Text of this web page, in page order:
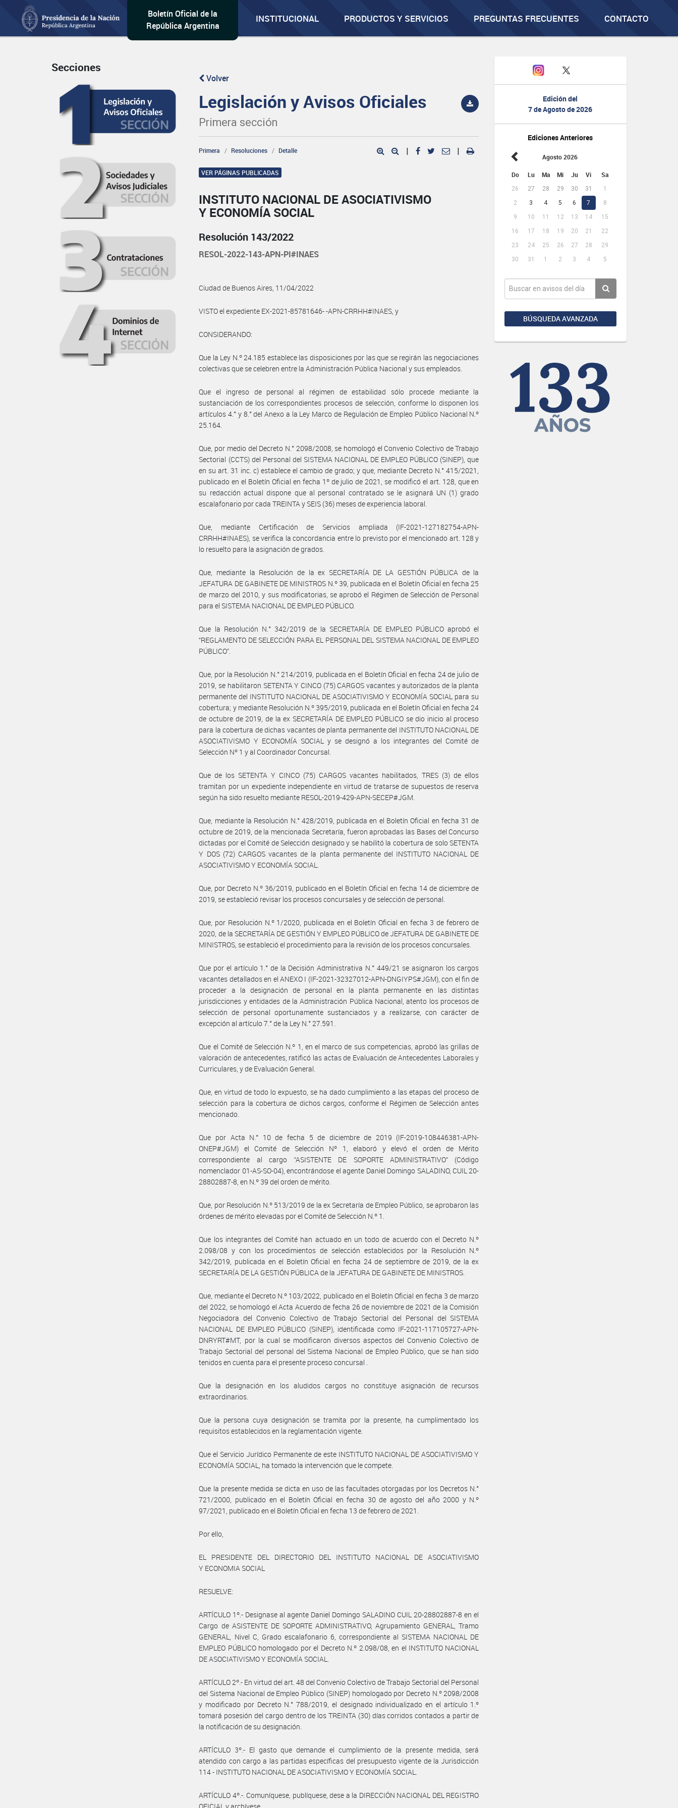
Boletín Oficial de la
República Argentina
INSTITUCIONAL PRODUCTOS Y SERVICIOS PREGUNTAS FRECUENTES CONTACTO
Edición del
7 de Agosto de 2026
Ediciones Anteriores
Agosto 2026
Do Lu Ma Mi Ju Vi Sa
26 27 28 29 30 31
1
2
3 4 5 6 7
8
9
10 11 12 13 14
15
16
17 18 19 20 21
22
23
24 25 26 27 28
29
30
31 1 2 3 4 5
BÚSQUEDA AVANZADA
Secciones
Volver
Legislación y Avisos Oficiales
Primera sección
Primera Resoluciones Detalle | |
VER PÁGINAS PUBLICADAS
INSTITUTO NACIONAL DE ASOCIATIVISMO
Y ECONOMÍA SOCIAL
Resolución 143/2022
RESOL-2022-143-APN-PI#INAES
Ciudad de Buenos Aires, 11/04/2022
VISTO el expediente EX-2021-85781646- -APN-CRRHH#INAES, y
CONSIDERANDO:
Que la Ley N.º 24.185 establece las disposiciones por las que se regirán las negociaciones
colectivas que se celebren entre la Administración Pública Nacional y sus empleados.
Que el ingreso de personal al régimen de estabilidad sólo procede mediante la
sustanciación de los correspondientes procesos de selección, conforme lo disponen los
artículos 4.° y 8.° del Anexo a la Ley Marco de Regulación de Empleo Público Nacional N.º
25.164.
Que, por medio del Decreto N.° 2098/2008, se homologó el Convenio Colectivo de Trabajo
Sectorial (CCTS) del Personal del SISTEMA NACIONAL DE EMPLEO PÚBLICO (SINEP), que
en su art. 31 inc. c) establece el cambio de grado; y que, mediante Decreto N.° 415/2021,
publicado en el Boletín Oficial en fecha 1º de julio de 2021, se modificó el art. 128, que en
su redacción actual dispone que al personal contratado se le asignará UN (1) grado
escalafonario por cada TREINTA y SEIS (36) meses de experiencia laboral.
Que, mediante Certificación de Servicios ampliada (IF-2021-127182754-APN-
CRRHH#INAES), se verifica la concordancia entre lo previsto por el mencionado art. 128 y
lo resuelto para la asignación de grados.
Que, mediante la Resolución de la ex SECRETARÍA DE LA GESTIÓN PÚBLICA de la
JEFATURA DE GABINETE DE MINISTROS N.º 39, publicada en el Boletín Oficial en fecha 25
de marzo del 2010, y sus modificatorias, se aprobó el Régimen de Selección de Personal
para el SISTEMA NACIONAL DE EMPLEO PÚBLICO.
Que la Resolución N.° 342/2019 de la SECRETARÍA DE EMPLEO PÚBLICO aprobó el
“REGLAMENTO DE SELECCIÓN PARA EL PERSONAL DEL SISTEMA NACIONAL DE EMPLEO
PÚBLICO”.
Que, por la Resolución N.° 214/2019, publicada en el Boletín Oficial en fecha 24 de julio de
2019, se habilitaron SETENTA Y CINCO (75) CARGOS vacantes y autorizados de la planta
permanente del INSTITUTO NACIONAL DE ASOCIATIVISMO Y ECONOMÍA SOCIAL para su
cobertura; y mediante Resolución N.º 395/2019, publicada en el Boletín Oficial en fecha 24
de octubre de 2019, de la ex SECRETARÍA DE EMPLEO PÚBLICO se dio inicio al proceso
para la cobertura de dichas vacantes de planta permanente del INSTITUTO NACIONAL DE
ASOCIATIVISMO Y ECONOMÍA SOCIAL y se designó a los integrantes del Comité de
Selección Nº 1 y al Coordinador Concursal.
Que de los SETENTA Y CINCO (75) CARGOS vacantes habilitados, TRES (3) de ellos
tramitan por un expediente independiente en virtud de tratarse de supuestos de reserva
según ha sido resuelto mediante RESOL-2019-429-APN-SECEP#JGM.
Que, mediante la Resolución N.° 428/2019, publicada en el Boletín Oficial en fecha 31 de
octubre de 2019, de la mencionada Secretaría, fueron aprobadas las Bases del Concurso
dictadas por el Comité de Selección designado y se habilitó la cobertura de solo SETENTA
Y DOS (72) CARGOS vacantes de la planta permanente del INSTITUTO NACIONAL DE
ASOCIATIVISMO Y ECONOMÍA SOCIAL.
Que, por Decreto N.º 36/2019, publicado en el Boletín Oficial en fecha 14 de diciembre de
2019, se estableció revisar los procesos concursales y de selección de personal.
Que, por Resolución N.º 1/2020, publicada en el Boletín Oficial en fecha 3 de febrero de
2020, de la SECRETARÍA DE GESTIÓN Y EMPLEO PÚBLICO de JEFATURA DE GABINETE DE
MINISTROS, se estableció el procedimiento para la revisión de los procesos concursales.
Que por el artículo 1.° de la Decisión Administrativa N.° 449/21 se asignaron los cargos
vacantes detallados en el ANEXO I (IF-2021-32327012-APN-DNGIYPS#JGM), con el fin de
proceder a la designación de personal en la planta permanente en las distintas
jurisdicciones y entidades de la Administración Pública Nacional, atento los procesos de
selección de personal oportunamente sustanciados y a realizarse, con carácter de
excepción al artículo 7.° de la Ley N.° 27.591.
Que el Comité de Selección N.º 1, en el marco de sus competencias, aprobó las grillas de
valoración de antecedentes, ratificó las actas de Evaluación de Antecedentes Laborales y
Curriculares, y de Evaluación General.
Que, en virtud de todo lo expuesto, se ha dado cumplimiento a las etapas del proceso de
selección para la cobertura de dichos cargos, conforme el Régimen de Selección antes
mencionado.
Que por Acta N.° 10 de fecha 5 de diciembre de 2019 (IF-2019-108446381-APN-
ONEP#JGM) el Comité de Selección Nº 1, elaboró y elevó el orden de Mérito
correspondiente al cargo “ASISTENTE DE SOPORTE ADMINISTRATIVO” (Código
nomenclador 01-AS-SO-04), encontrándose el agente Daniel Domingo SALADINO, CUIL 20-
28802887-8, en N.º 39 del orden de mérito.
Que, por Resolución N.º 513/2019 de la ex Secretaría de Empleo Público, se aprobaron las
órdenes de mérito elevadas por el Comité de Selección N.º 1.
Que los integrantes del Comité han actuado en un todo de acuerdo con el Decreto N.º
2.098/08 y con los procedimientos de selección establecidos por la Resolución N.º
342/2019, publicada en el Boletín Oficial en fecha 24 de septiembre de 2019, de la ex
SECRETARÍA DE LA GESTIÓN PÚBLICA de la JEFATURA DE GABINETE DE MINISTROS.
Que, mediante el Decreto N.º 103/2022, publicado en el Boletín Oficial en fecha 3 de marzo
del 2022, se homologó el Acta Acuerdo de fecha 26 de noviembre de 2021 de la Comisión
Negociadora del Convenio Colectivo de Trabajo Sectorial del Personal del SISTEMA
NACIONAL DE EMPLEO PÚBLICO (SINEP), identificada como IF-2021-117105727-APN-
DNRYRT#MT, por la cual se modificaron diversos aspectos del Convenio Colectivo de
Trabajo Sectorial del personal del Sistema Nacional de Empleo Público, que se han sido
tenidos en cuenta para el presente proceso concursal .
Que la designación en los aludidos cargos no constituye asignación de recursos
extraordinarios.
Que la persona cuya designación se tramita por la presente, ha cumplimentado los
requisitos establecidos en la reglamentación vigente.
Que el Servicio Jurídico Permanente de este INSTITUTO NACIONAL DE ASOCIATIVISMO Y
ECONOMÍA SOCIAL, ha tomado la intervención que le compete.
Que la presente medida se dicta en uso de las facultades otorgadas por los Decretos N.°
721/2000, publicado en el Boletín Oficial en fecha 30 de agosto del año 2000 y N.º
97/2021, publicado en el Boletín Oficial en fecha 13 de febrero de 2021.
Por ello,
EL PRESIDENTE DEL DIRECTORIO DEL INSTITUTO NACIONAL DE ASOCIATIVISMO
Y ECONOMIA SOCIAL
RESUELVE:
ARTÍCULO 1º.- Designase al agente Daniel Domingo SALADINO CUIL 20-28802887-8 en el
Cargo de ASISTENTE DE SOPORTE ADMINISTRATIVO, Agrupamiento GENERAL, Tramo
GENERAL, Nivel C, Grado escalafonario 6, correspondiente al SISTEMA NACIONAL DE
EMPLEO PÚBLICO homologado por el Decreto N.º 2.098/08, en el INSTITUTO NACIONAL
DE ASOCIATIVISMO Y ECONOMÍA SOCIAL.
ARTÍCULO 2º.- En virtud del art. 48 del Convenio Colectivo de Trabajo Sectorial del Personal
del Sistema Nacional de Empleo Público (SINEP) homologado por Decreto N.º 2098/2008
y modificado por Decreto N.° 788/2019, el designado individualizado en el artículo 1.º
tomará posesión del cargo dentro de los TREINTA (30) días corridos contados a partir de
la notificación de su designación.
ARTÍCULO 3º.- El gasto que demande el cumplimiento de la presente medida, será
atendido con cargo a las partidas específicas del presupuesto vigente de la Jurisdicción
114 - INSTITUTO NACIONAL DE ASOCIATIVISMO Y ECONOMÍA SOCIAL.
ARTÍCULO 4º.-. Comuníquese, publíquese, dese a la DIRECCIÓN NACIONAL DEL REGISTRO